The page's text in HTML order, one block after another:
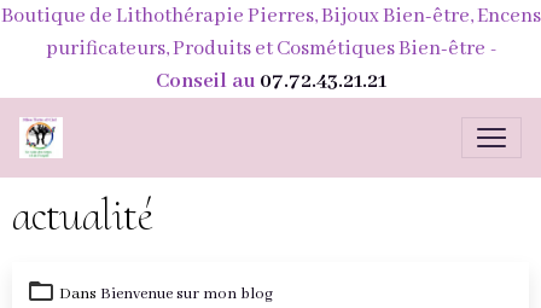
Boutique de Lithothérapie Pierres, Bijoux Bien-être, Encens
purificateurs, Produits et Cosmétiques Bien-être -
Conseil au 07.72.43.21.21
actualité
Dans Bienvenue sur mon blog